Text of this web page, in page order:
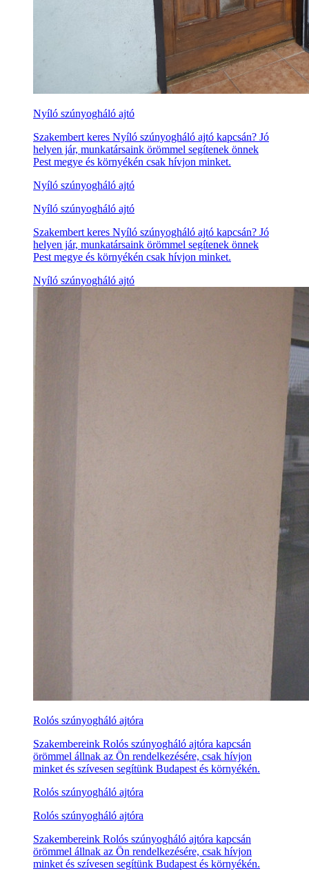
Nyíló szúnyogháló ajtó
Szakembert keres Nyíló szúnyogháló ajtó kapcsán? Jó
helyen jár, munkatársaink örömmel segítenek önnek
Pest megye és környékén csak hívjon minket.
Nyíló szúnyogháló ajtó
Nyíló szúnyogháló ajtó
Szakembert keres Nyíló szúnyogháló ajtó kapcsán? Jó
helyen jár, munkatársaink örömmel segítenek önnek
Pest megye és környékén csak hívjon minket.
Nyíló szúnyogháló ajtó
Rolós szúnyogháló ajtóra
Szakembereink Rolós szúnyogháló ajtóra kapcsán
örömmel állnak az Ön rendelkezésére, csak hívjon
minket és szívesen segítünk Budapest és környékén.
Rolós szúnyogháló ajtóra
Rolós szúnyogháló ajtóra
Szakembereink Rolós szúnyogháló ajtóra kapcsán
örömmel állnak az Ön rendelkezésére, csak hívjon
minket és szívesen segítünk Budapest és környékén.